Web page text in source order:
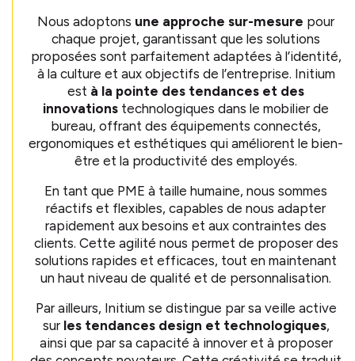
Nous adoptons une approche sur-mesure pour
chaque projet, garantissant que les solutions
proposées sont parfaitement adaptées à l’identité,
à la culture et aux objectifs de l’entreprise. Initium
est à la pointe des tendances et des
innovations technologiques dans le mobilier de
bureau, offrant des équipements connectés,
ergonomiques et esthétiques qui améliorent le bien-
être et la productivité des employés.
En tant que PME à taille humaine, nous sommes
réactifs et flexibles, capables de nous adapter
rapidement aux besoins et aux contraintes des
clients. Cette agilité nous permet de proposer des
solutions rapides et efficaces, tout en maintenant
un haut niveau de qualité et de personnalisation.
Par ailleurs, Initium se distingue par sa veille active
sur les tendances design et technologiques,
ainsi que par sa capacité à innover et à proposer